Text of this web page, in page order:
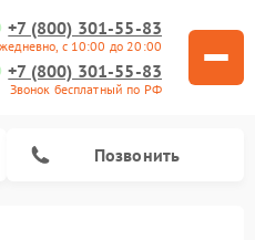
+7 (800) 301-55-83
с 10:00 до 20:00
+7 (800) 301-55-83
Звонок бесплатный по РФ
Позвонить